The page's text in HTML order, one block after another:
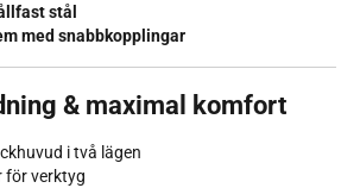
stål
med snabbkopplingar
& maximal komfort
i två lägen
för verktyg